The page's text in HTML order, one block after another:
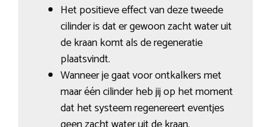
Het positieve effect van deze tweede
cilinder is dat er gewoon zacht water uit
de kraan komt als de regeneratie
plaatsvindt.
Wanneer je gaat voor ontkalkers met
maar één cilinder heb jij op het moment
dat het systeem regenereert eventjes